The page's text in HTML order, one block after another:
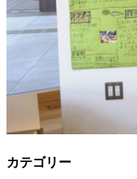
カテゴリー